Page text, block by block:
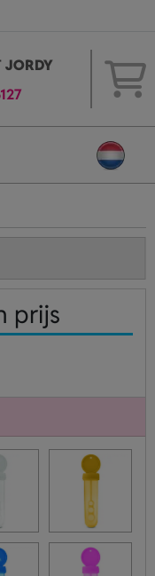
JORDY
prijs